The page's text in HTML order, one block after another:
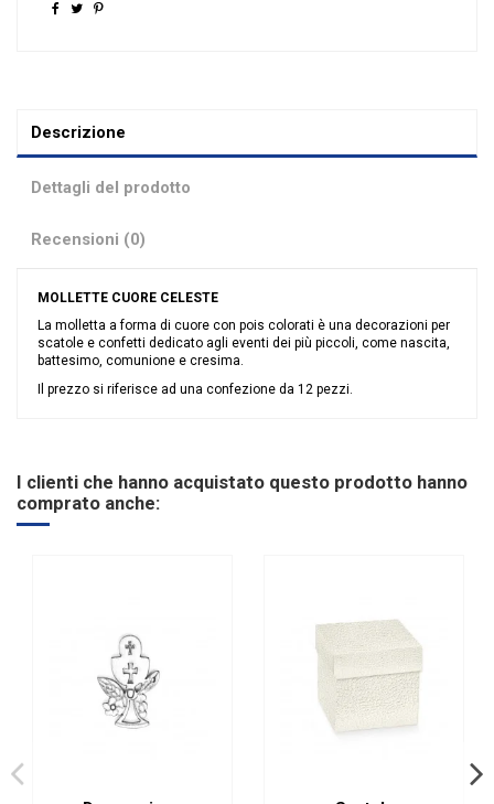
Descrizione
Dettagli del prodotto
Recensioni (0)
MOLLETTE CUORE CELESTE
La molletta a forma di cuore con pois colorati è una decorazioni per
scatole e confetti dedicato agli eventi dei più piccoli, come nascita,
battesimo, comunione e cresima.
Il prezzo si riferisce ad una confezione da 12 pezzi.
Tipologia Applicazioni
Riordinabile
I clienti che hanno acquistato questo prodotto hanno
comprato anche: